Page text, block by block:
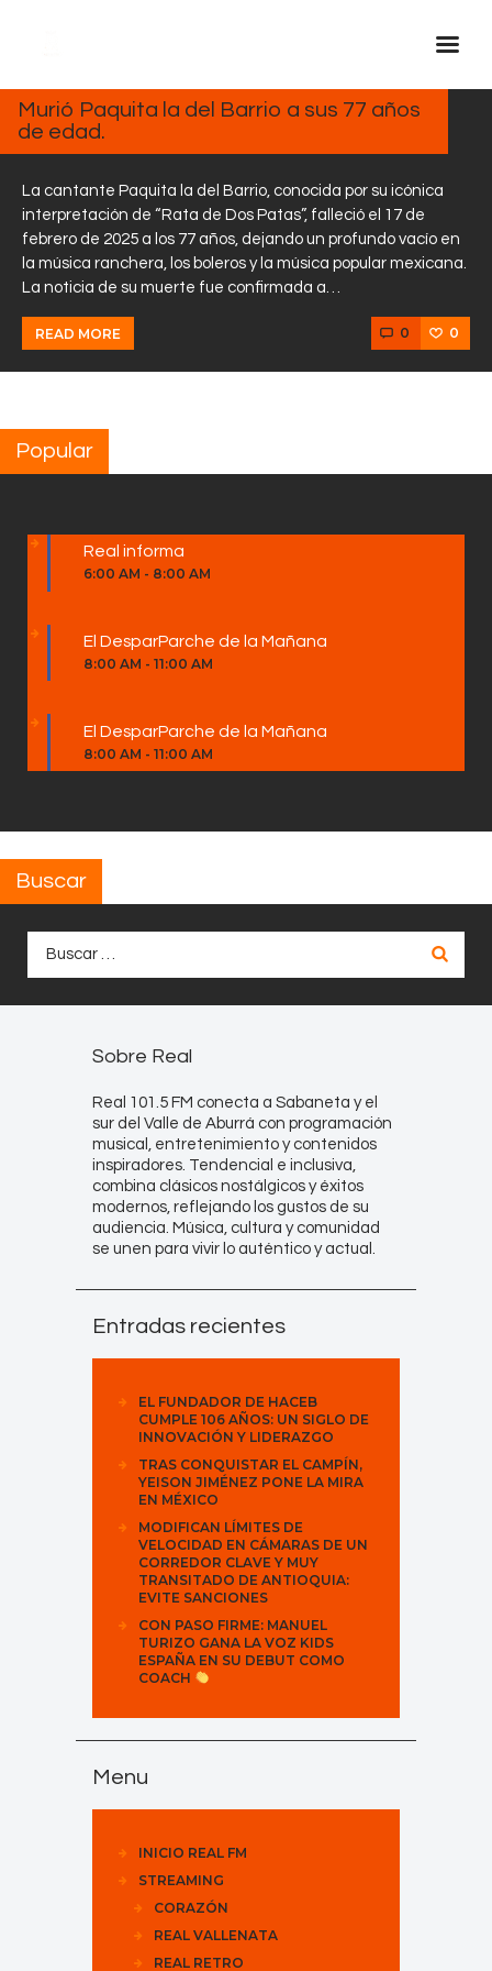
Inicio Real FM
En Vivo
Descarga La APP
Programas
Noticias
Equipo
Contactos
17, 2025
Murió Paquita la del Barrio a sus 77 años
de edad.
La cantante Paquita la del Barrio, conocida por su icónica
interpretación de “Rata de Dos Patas”, falleció el 17 de
febrero de 2025 a los 77 años, dejando un profundo vacío en
la música ranchera, los boleros y la música popular mexicana.
La noticia de su muerte fue confirmada a…
READ MORE 0 0
Popular
Real informa
6:00 AM - 8:00 AM
El DesparParche de la Mañana
8:00 AM - 11:00 AM
El DesparParche de la Mañana
8:00 AM - 11:00 AM
Buscar
Sobre Real
Real 101.5 FM conecta a Sabaneta y el
sur del Valle de Aburrá con programación
musical, entretenimiento y contenidos
inspiradores. Tendencial e inclusiva,
combina clásicos nostálgicos y éxitos
modernos, reflejando los gustos de su
audiencia. Música, cultura y comunidad
se unen para vivir lo auténtico y actual.
Entradas recientes
EL FUNDADOR DE HACEB
CUMPLE 106 AÑOS: UN SIGLO DE
INNOVACIÓN Y LIDERAZGO
TRAS CONQUISTAR EL CAMPÍN,
YEISON JIMÉNEZ PONE LA MIRA
EN MÉXICO
MODIFICAN LÍMITES DE
VELOCIDAD EN CÁMARAS DE UN
CORREDOR CLAVE Y MUY
TRANSITADO DE ANTIOQUIA:
EVITE SANCIONES
CON PASO FIRME: MANUEL
TURIZO GANA LA VOZ KIDS
ESPAÑA EN SU DEBUT COMO
COACH
Menu
INICIO REAL FM
STREAMING
CORAZÓN
REAL VALLENATA
REAL RETRO